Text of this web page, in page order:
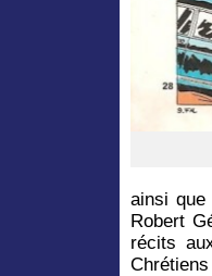
ainsi
Robert
récits